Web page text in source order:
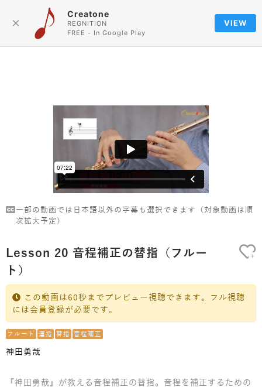
×
Creatone
REGNITION
FREE - In Google Play
VIEW
Lesson 20 音程補正の替指（フルー
ト）
この動画は60秒までプレビュー視聴できます。フル視聴
には会員登録が必要です。
フルート 運指 替指 音程補正
神田勇哉
+
一部の動画では日本語以外の字幕も選択できます（対象動画は順
次拡大予定）
『神田勇哉』が教える音程補正の替指。音程を補正するための